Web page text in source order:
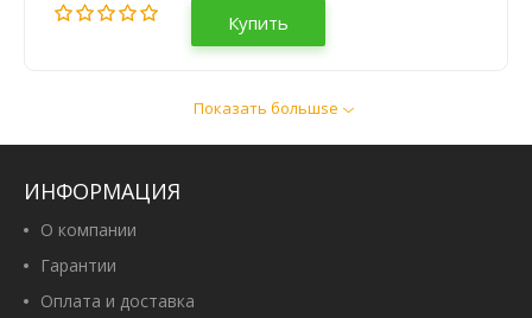
Купить
Артикул:00056291
Показать большsе
ИНФОРМАЦИЯ
О компании
Гарантии
Оплата и доставка